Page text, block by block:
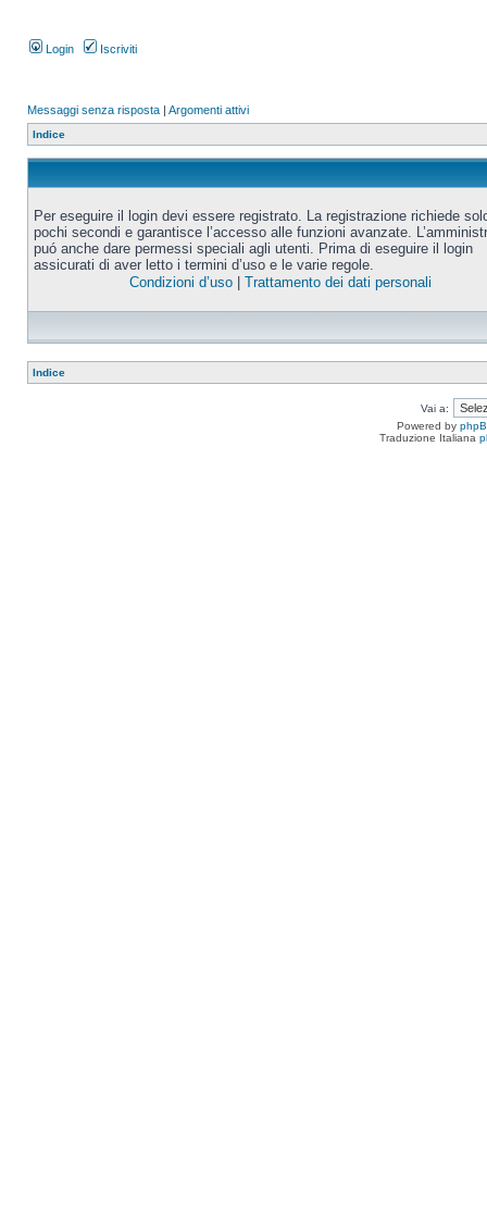
Login Iscriviti
Messaggi senza risposta | Argomenti attivi
Indice
Per eseguire il login devi essere registrato. La registrazione richiede
pochi secondi e garantisce l’accesso alle funzioni avanzate.
puó anche dare permessi speciali agli utenti. Prima di eseguire il login
assicurati di aver letto i termini d’uso e le varie regole.
Condizioni d’uso| Trattamento dei dati personali
Indice
Vai a:
Powered by
Traduzione Italiana